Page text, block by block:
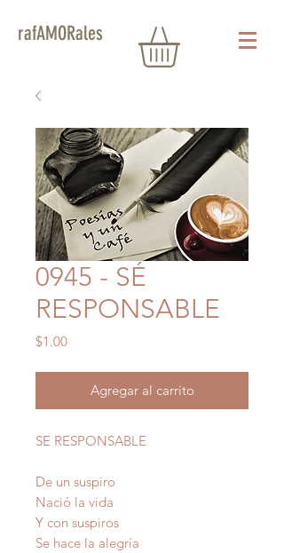
rafAMORales
0945 - SÉ
RESPONSABLE
$1.00Precio
Agregar al carrito
SE RESPONSABLE
De un suspiro
Nació la vida
Y con suspiros
Se hace la alegría